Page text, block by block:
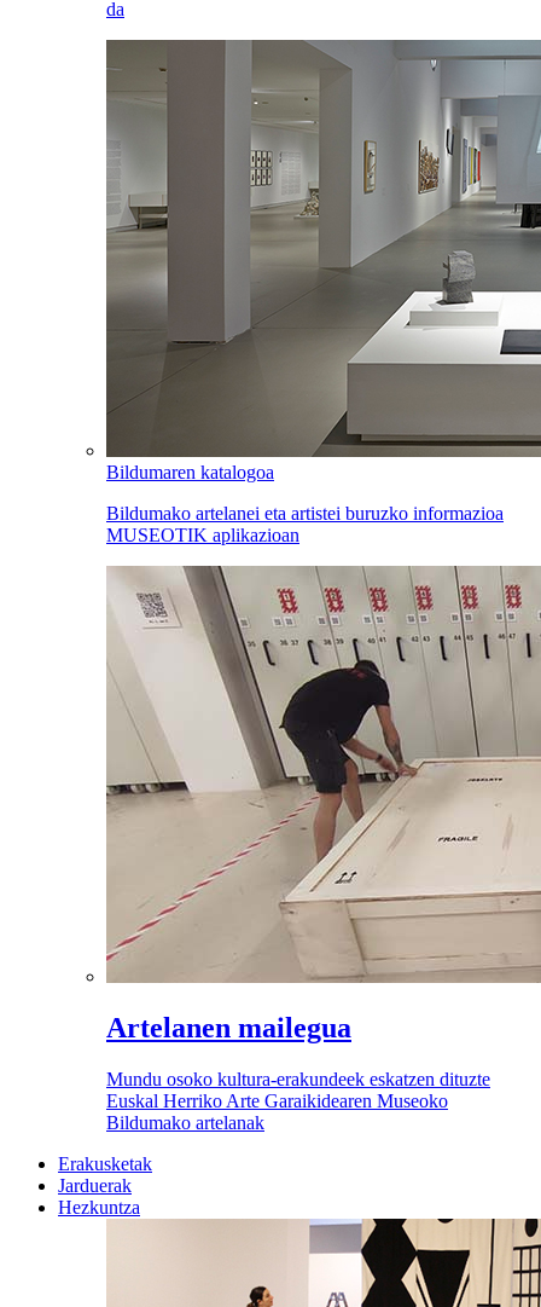
da
Bildumaren katalogoa
Bildumako artelanei eta artistei buruzko informazioa
MUSEOTIK aplikazioan
Artelanen mailegua
Mundu osoko kultura-erakundeek eskatzen dituzte
Euskal Herriko Arte Garaikidearen Museoko
Bildumako artelanak
Erakusketak
Jarduerak
Hezkuntza